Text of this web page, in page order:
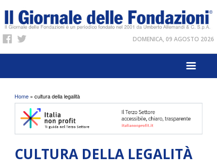
DOMENICA, 09 AGOSTO 2026
Tu sei qui
Home » cultura della legalità
CULTURA DELLA LEGALITÀ